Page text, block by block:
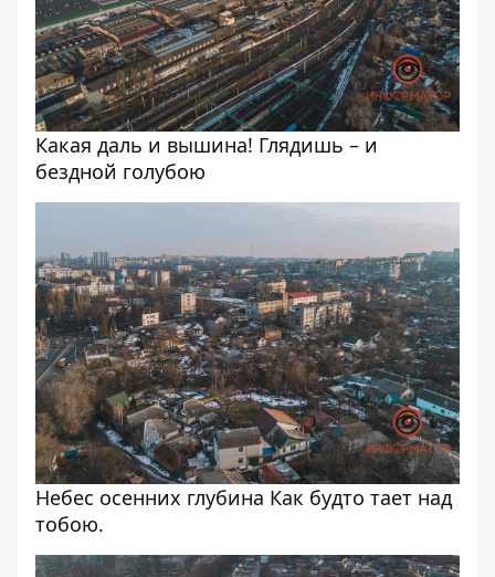
Какая даль и вышина! Глядишь – и
бездной голубою
Небес осенних глубина Как будто тает над
тобою.